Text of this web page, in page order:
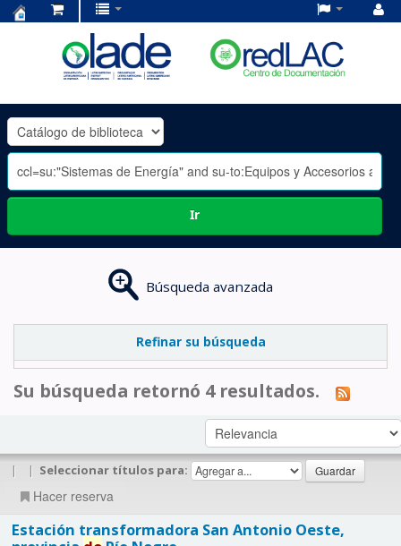
OLADE
-
Ir
Búsqueda avanzada
Refinar su búsqueda
Su búsqueda retornó 4 resultados.
| | Seleccionar títulos para:
Hacer reserva
Estación transformadora San Antonio Oeste,